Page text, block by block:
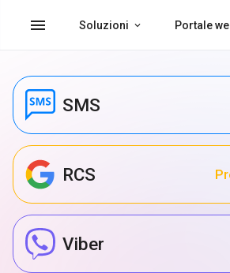
menu Soluzioni Portale
SMS
RCS
Viber